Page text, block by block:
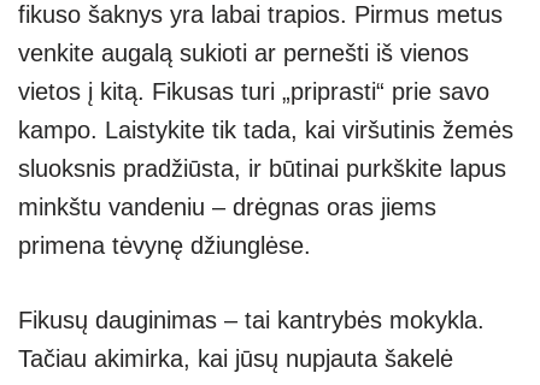
fikuso šaknys yra labai trapios. Pirmus metus
venkite augalą sukioti ar pernešti iš vienos
vietos į kitą. Fikusas turi „priprasti“ prie savo
kampo. Laistykite tik tada, kai viršutinis žemės
sluoksnis pradžiūsta, ir būtinai purkškite lapus
minkštu vandeniu – drėgnas oras jiems
primena tėvynę džiunglėse.
Fikusų dauginimas – tai kantrybės mokykla.
Tačiau akimirka, kai jūsų nupjauta šakelė